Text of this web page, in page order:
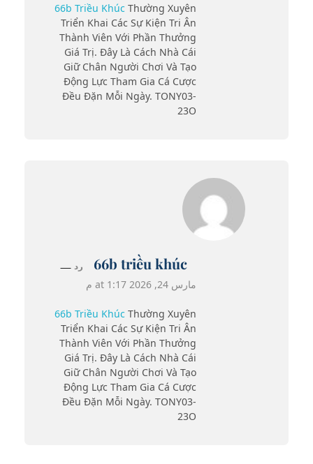
66b Triều Khúc Thường Xuyên
Triển Khai Các Sự Kiện Tri Ân
Thành Viên Với Phần Thưởng
Giá Trị. Đây Là Cách Nhà Cái
Giữ Chân Người Chơi Và Tạo
Động Lực Tham Gia Cá Cược
Đều Đặn Mỗi Ngày. TONY03-
23O
66b triều khúc
مارس 24, 2026 at 1:17 م
66b Triều Khúc Thường Xuyên
Triển Khai Các Sự Kiện Tri Ân
Thành Viên Với Phần Thưởng
Giá Trị. Đây Là Cách Nhà Cái
Giữ Chân Người Chơi Và Tạo
Động Lực Tham Gia Cá Cược
Đều Đặn Mỗi Ngày. TONY03-
23O
رد